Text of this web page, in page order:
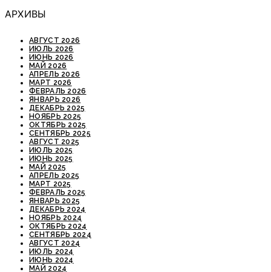
АРХИВЫ
АВГУСТ 2026
ИЮЛЬ 2026
ИЮНЬ 2026
МАЙ 2026
АПРЕЛЬ 2026
МАРТ 2026
ФЕВРАЛЬ 2026
ЯНВАРЬ 2026
ДЕКАБРЬ 2025
НОЯБРЬ 2025
ОКТЯБРЬ 2025
СЕНТЯБРЬ 2025
АВГУСТ 2025
ИЮЛЬ 2025
ИЮНЬ 2025
МАЙ 2025
АПРЕЛЬ 2025
МАРТ 2025
ФЕВРАЛЬ 2025
ЯНВАРЬ 2025
ДЕКАБРЬ 2024
НОЯБРЬ 2024
ОКТЯБРЬ 2024
СЕНТЯБРЬ 2024
АВГУСТ 2024
ИЮЛЬ 2024
ИЮНЬ 2024
МАЙ 2024